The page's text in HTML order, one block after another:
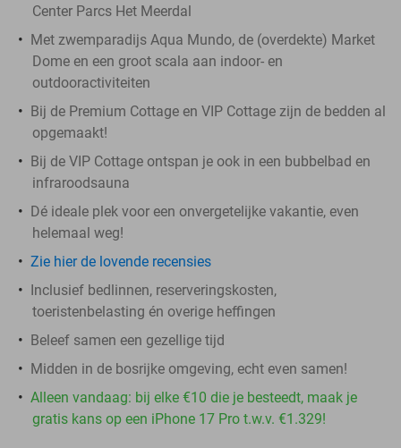
Center Parcs Het Meerdal
Met zwemparadijs Aqua Mundo, de (overdekte) Market
Dome en een groot scala aan indoor- en
outdooractiviteiten
Bij de Premium Cottage en VIP Cottage zijn de bedden al
opgemaakt!
Bij de VIP Cottage ontspan je ook in een bubbelbad en
infraroodsauna
Dé ideale plek voor een onvergetelijke vakantie, even
helemaal weg!
Zie hier de lovende recensies
Inclusief bedlinnen, reserveringskosten,
toeristenbelasting én overige heffingen
Beleef samen een gezellige tijd
Midden in de bosrijke omgeving, echt even samen!
Alleen vandaag: bij elke €10 die je besteedt, maak je
gratis kans op een iPhone 17 Pro t.w.v. €1.329!